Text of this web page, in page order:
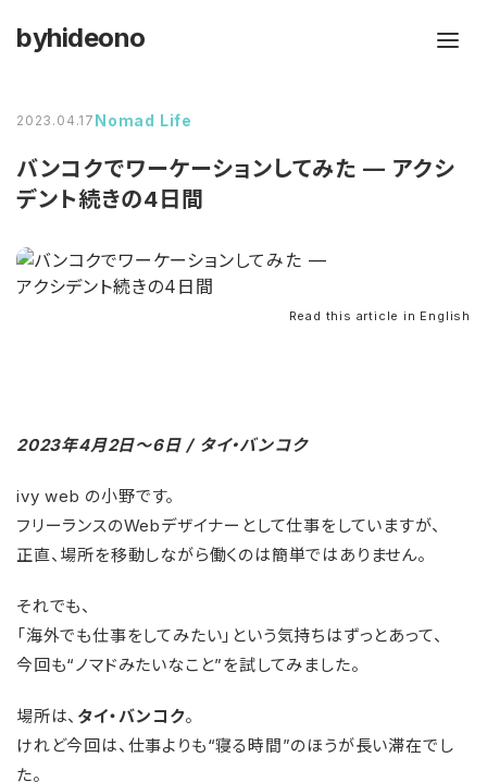
byhideono
2023.04.17 Nomad Life
バンコクでワーケーションしてみた — アクシ
デント続きの4日間
Read this article in English
2023年4月2日～6日 / タイ・バンコク
ivy web の小野です。
フリーランスのWebデザイナーとして仕事をしていますが、
正直、場所を移動しながら働くのは簡単ではありません。
それでも、
「海外でも仕事をしてみたい」という気持ちはずっとあって、
今回も“ノマドみたいなこと”を試してみました。
場所は、 タイ・バンコク。
けれど今回は、仕事よりも“寝る時間”のほうが長い滞在でし
た。